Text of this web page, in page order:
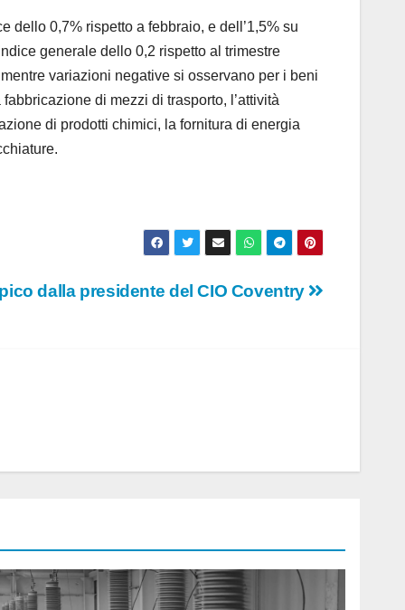
dello 0,7% rispetto a febbraio, e dell’1,5% su
generale dello 0,2 rispetto al trimestre
variazioni negative si osservano per i beni
di mezzi di trasporto, l’attività
di prodotti chimici, la fornitura di energia
dalla presidente del CIO Coventry